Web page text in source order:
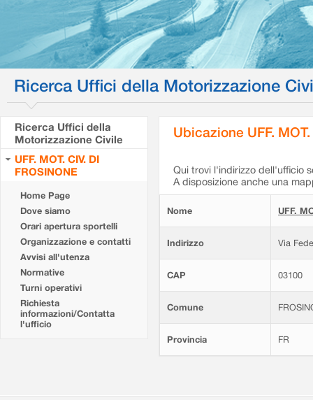
Ricerca Uffici della Motorizzazione
Ricerca Uffici della
Motorizzazione Civile
UFF. MOT. CIV. DI
FROSINONE
Home Page
Dove siamo
Orari apertura sportelli
Organizzazione e contatti
Avvisi all'utenza
Normative
Turni operativi
Richiesta
informazioni/Contatta
l'ufficio
Ubicazione UFF.
Qui trovi l'indirizzo dell'ufficio
A disposizione anche una
Nome UFF.
Indirizzo Via
CAP 03100
Comune
Provincia FR